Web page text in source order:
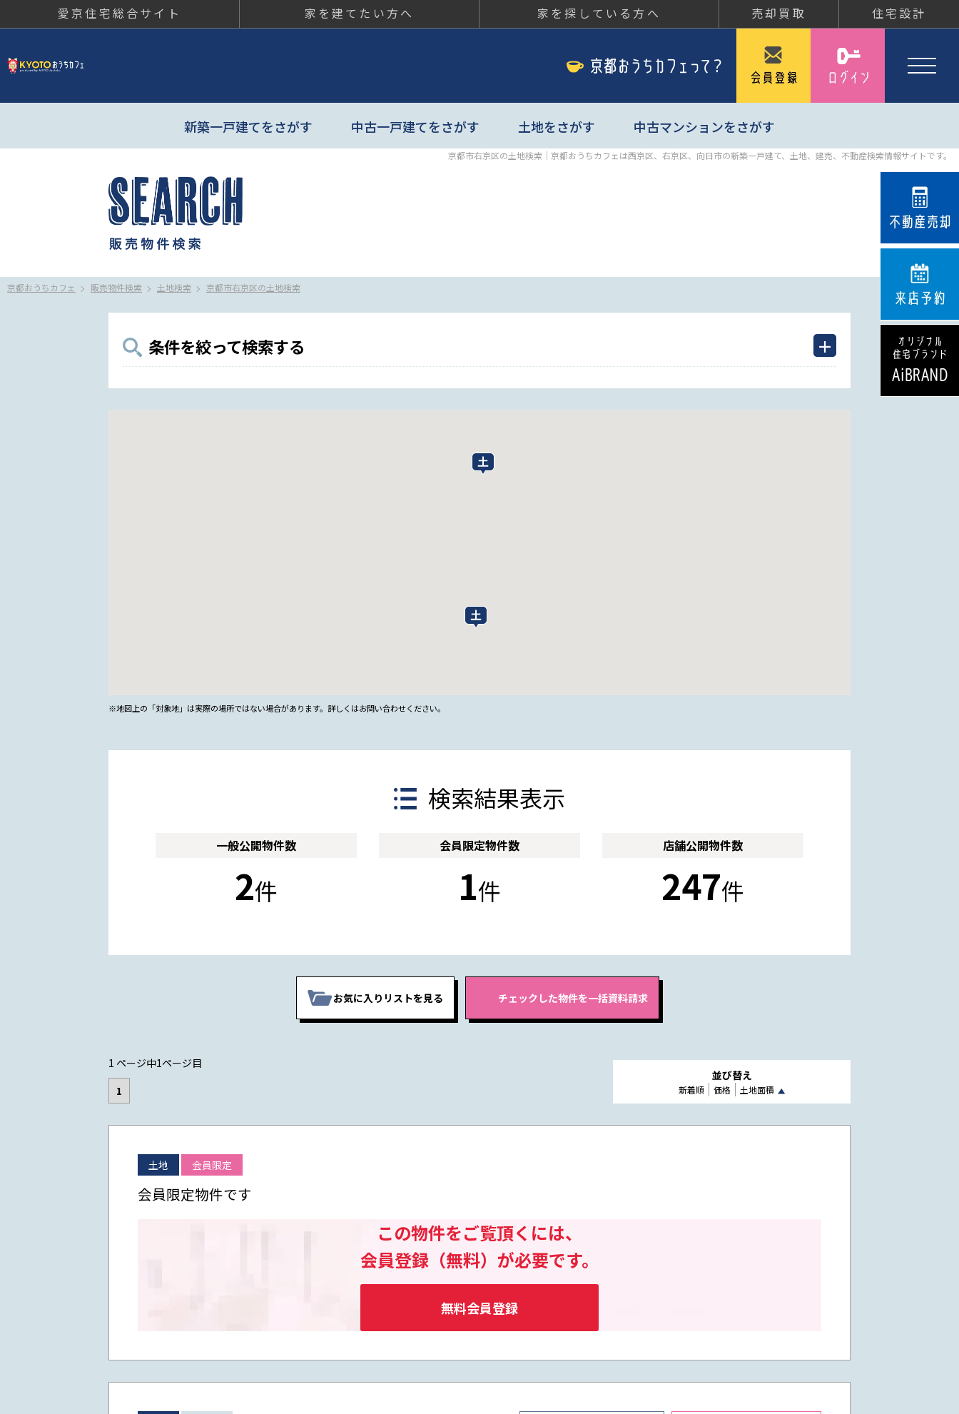
愛京住宅総合サイト 家を建てたい方へ 家を探している方へ 売却買取 住宅設計
新築一戸建てをさがす 中古一戸建てをさがす 土地をさがす 中古マンションをさがす
京都市右京区の土地検索｜京都おうちカフェは西京区、右京区、向日市の新築一戸建て、土地、建売、不動産検索情報サイトです。
京都おうちカフェ 販売物件検索 土地検索 京都市右京区の土地検索
条件を絞って検索する
※地図上の「対象地」は実際の場所ではない場合があります。詳しくはお問い合わせください。
検索結果表示
一般公開物件数
2件
会員限定物件数
1件
店舗公開物件数
247件
お気に入りリストを見る
1 ページ中1ページ目
1
並び替え
新着順 価格 土地面積
土地 会員限定
会員限定物件です
この物件をご覧頂くには、
会員登録（無料）が必要です。
無料会員登録